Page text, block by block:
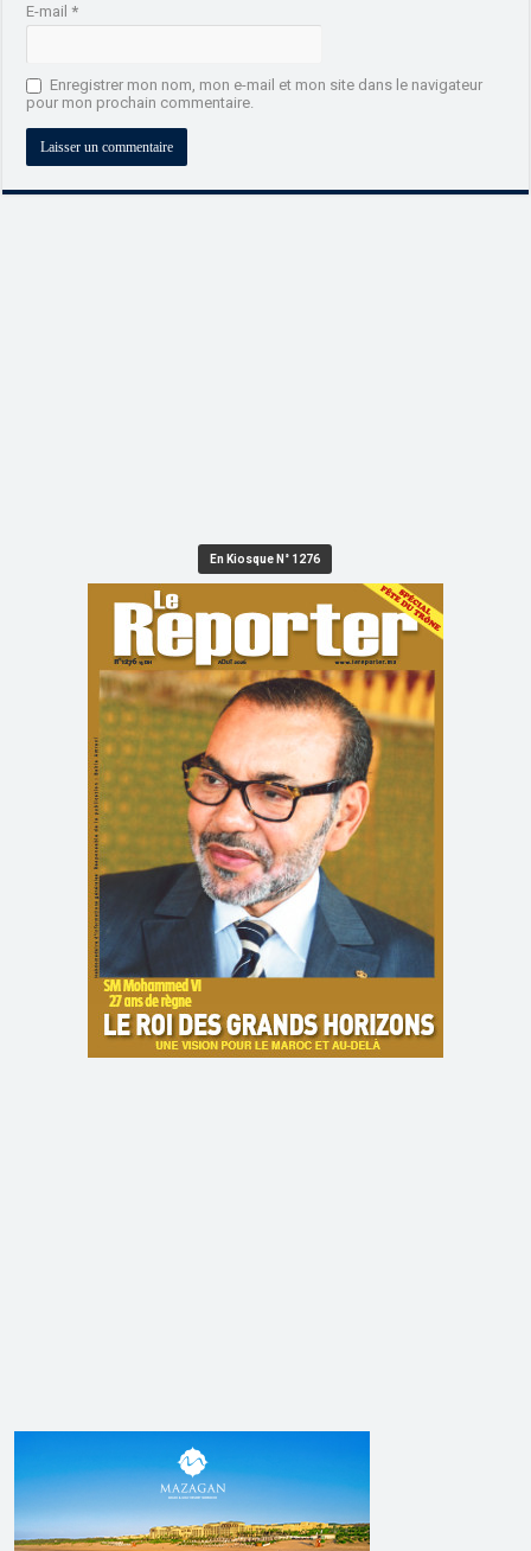
E-mail*
Enregistrer mon nom, mon e-mail et mon site dans le navigateur
pour mon prochain commentaire.
En Kiosque N° 1276